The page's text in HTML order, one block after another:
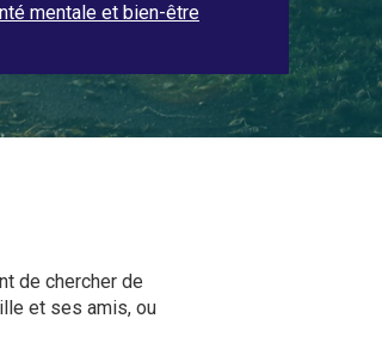
mentale et bien-être
de chercher de
et ses amis, ou